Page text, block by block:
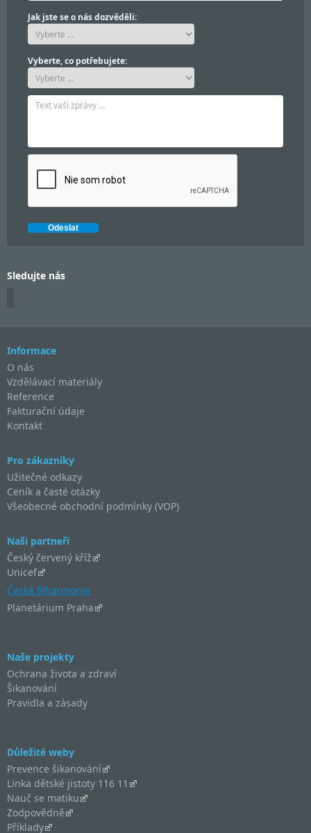
Jak jste se o nás dozvěděli:
Vyberte, co potřebujete:
Sledujte nás
Informace
O nás
Vzdělávací materiály
Reference
Fakturační údaje
Kontakt
Pro zákazníky
Užitečné odkazy
Ceník a časté otázky
Všeobecné obchodní podmínky (VOP)
Naši partneři
Český červený kříž
Unicef
Česká filharmonie
Planetárium Praha
Naše projekty
Ochrana života a zdraví
Šikanování
Pravidla a zásady
Důležité weby
Prevence šikanování
Linka dětské jistoty 116 11
Nauč se matiku
Zodpovědně
Příklady